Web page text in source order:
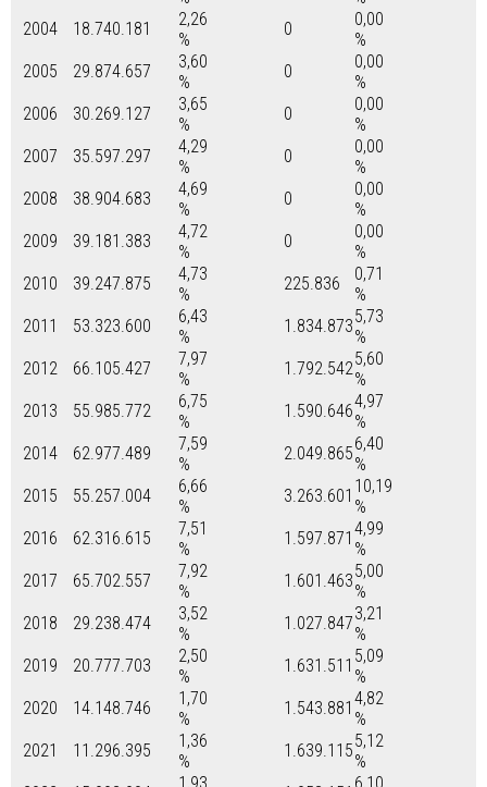
2004
18.740.181
2,26
%
0
0,00
%
2005
29.874.657
3,60
%
0
0,00
%
2006
30.269.127
3,65
%
0
0,00
%
2007
35.597.297
4,29
%
0
0,00
%
2008
38.904.683
4,69
%
0
0,00
%
2009
39.181.383
4,72
%
0
0,00
%
2010
39.247.875
4,73
%
225.836
0,71
%
2011
53.323.600
6,43
%
1.834.8735,73
%
2012
66.105.427
7,97
%
1.792.5425,60
%
2013
55.985.772
6,75
%
1.590.6464,97
%
2014
62.977.489
7,59
%
2.049.8656,40
%
2015
55.257.004
6,66
%
3.263.601 10,19
%
2016
62.316.615
7,51
%
1.597.871 4,99
%
2017
65.702.557
7,92
%
1.601.4635,00
%
2018
29.238.474
3,52
%
1.027.8473,21
%
2019
20.777.703
2,50
%
1.631.511 5,09
%
2020
14.148.746
1,70
%
1.543.881 4,82
%
2021
11.296.395
1,36
%
1.639.1155,12
%